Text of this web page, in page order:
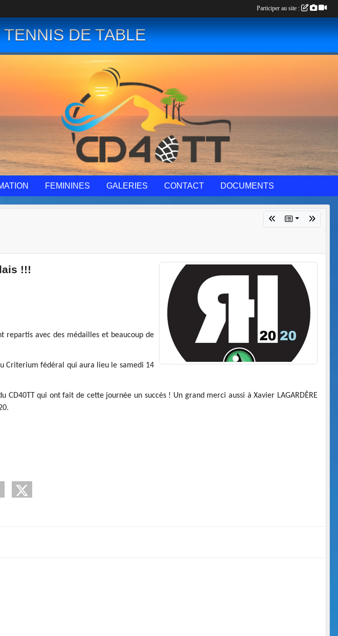
DE TABLE
FEMININES GALERIES CONTACT DOCUMENTS
!!!
repartis avec des médailles et beaucoup de
Criterium fédéral qui aura lieu le samedi 14
qui ont fait de cette journée un succès ! Un grand merci aussi à Xavier LAGARDÈRE
Participer au site :